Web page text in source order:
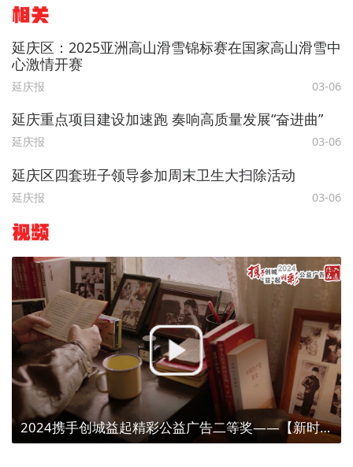
相关
延庆区：2025亚洲高山滑雪锦标赛在国家高山滑雪中
心激情开赛
延庆报 03-06
延庆重点项目建设加速跑 奏响高质量发展“奋进曲”
延庆报 03-06
延庆区四套班子领导参加周末卫生大扫除活动
延庆报 03-06
视频
2024携手创城益起精彩公益广告二等奖——【新时代，新雷锋】雷锋精神，不止岁岁春三月（湖南广播电视台）